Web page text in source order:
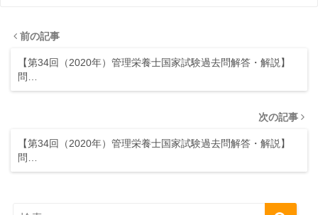
前の記事
【第34回（2020年）管理栄養士国家試験過去問解答・解説】
問…
次の記事
【第34回（2020年）管理栄養士国家試験過去問解答・解説】
問…